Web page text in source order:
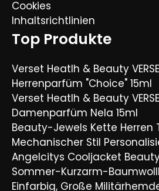
Cookies
Inhaltsrichtlinien
Top Produkte
Verset Heatlh & Beauty
Herrenparfüm "Choice" 15ml
Verset Heatlh & Beauty
Damenparfüm Nela 15ml
Beauty-Jewels Kette Herren
Mechanischer Stil
Angelcitys Cooljacket
Sommer-Kurzarm-
Einfarbig, Große